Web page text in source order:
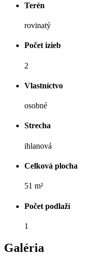
Terén
rovinatý
Počet izieb
2
Vlastníctvo
osobné
Strecha
ihlanová
Celková plocha
51 m²
Počet podlaží
1
Galéria